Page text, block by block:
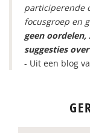
participerende
focusgroep en
geen oordelen,
suggesties
- Uit een blog